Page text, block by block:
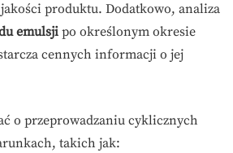
produktu. Dodatkowo, analiza
emulsji po określonym okresie
cennych informacji o jej
o przeprowadzaniu cyklicznych
takich jak: